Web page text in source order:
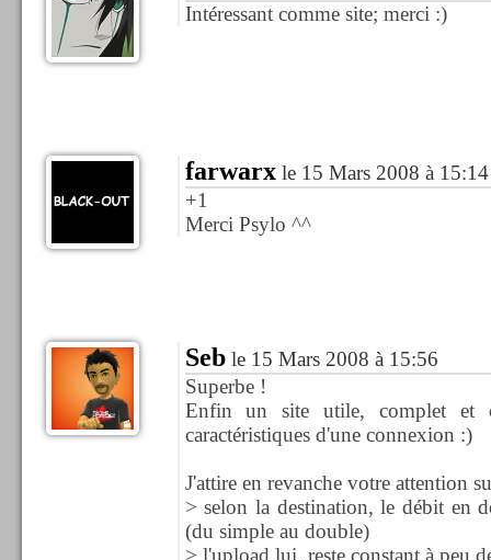
Intéressant comme site; merci :)
farwarxle 15 Mars 2008 à 15:14
+1
Merci Psylo ^^
Seble 15 Mars 2008 à 15:56
Superbe !
Enfin un site utile, complet et
caractéristiques d'une connexion :)
J'attire en revanche votre attention
> selon la destination, le débit en
(du simple au double)
> l'upload lui, reste constant à peu